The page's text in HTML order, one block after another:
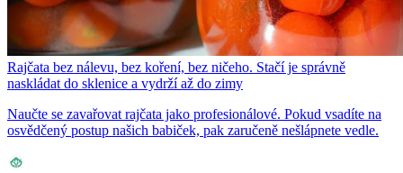
Rajčata bez nálevu, bez koření, bez ničeho. Stačí je správně
naskládat do sklenice a vydrží až do zimy
Naučte se zavařovat rajčata jako profesionálové. Pokud vsadíte na
osvědčený postup našich babiček, pak zaručeně nešlápnete vedle.